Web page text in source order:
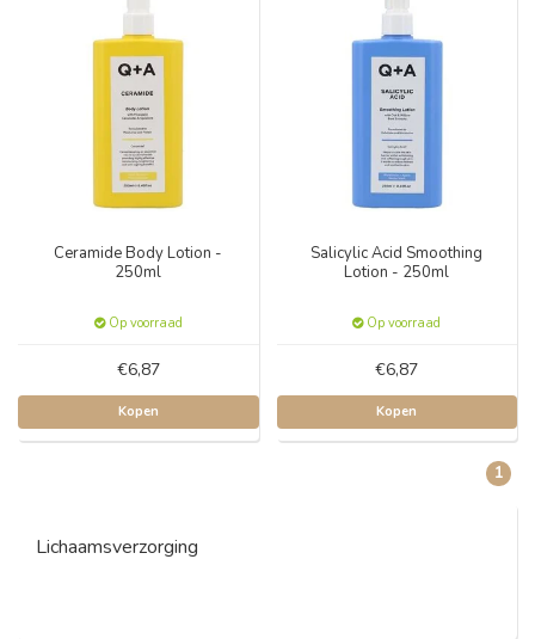
Ceramide Body Lotion -
250ml
Op voorraad
€6,87
Kopen
Salicylic Acid Smoothing
Lotion - 250ml
Op voorraad
€6,87
Kopen
1
Lichaamsverzorging